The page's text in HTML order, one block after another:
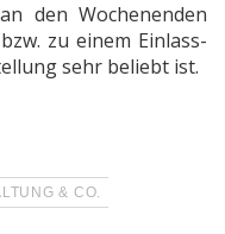
den Wochenenden
zu einem Einlass-
sehr beliebt ist.
& CO.